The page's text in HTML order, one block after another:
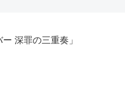
深罪の三重奏」